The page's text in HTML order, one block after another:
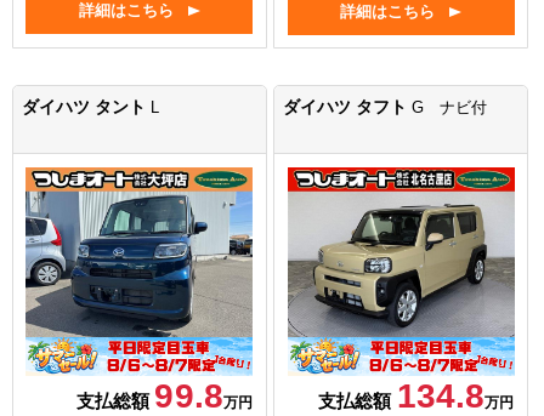
詳細はこちら 詳細はこちら
ダイハツ タント L
支払総額 99.8万円
ダイハツ タフトG ナビ付
支払総額 134.8万円